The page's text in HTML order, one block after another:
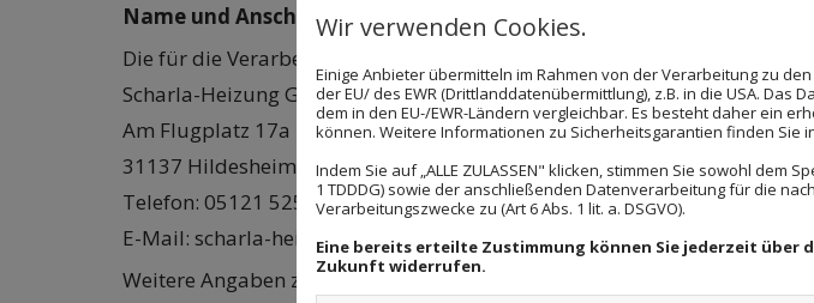
Name und Anschrift des für die Verarbeitung Verantwortlichen
Die für die Verarbeitung der personenbezogenen Daten verantwortliche
Scharla-Heizung GmbH
Am Flugplatz 17a
31137 Hildesheim
Telefon: 05121 52552
E-Mail: scharla-heizung@t-online.de
Weitere Angaben zu unserem Unternehmen können dem Impressum
Wir verwenden Cookies.
Einige Anbieter übermitteln im Rahmen von der Verarbeitung zu
der EU/ des EWR (Drittlanddatenübermittlung), z.B. in die USA.
dem in den EU-/EWR-Ländern vergleichbar. Es besteht daher ein
können. Weitere Informationen zu Sicherheitsgarantien finden Sie
Indem Sie auf „ALLE ZULASSEN" klicken, stimmen Sie sowohl
1 TDDDG) sowie der anschließenden Datenverarbeitung für die
Verarbeitungszwecke zu (Art 6 Abs. 1 lit. a. DSGVO).
Eine bereits erteilte Zustimmung können Sie jederzeit
Zukunft widerrufen.